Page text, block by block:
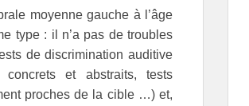
moyenne gauche à l’âge
type : il n’a pas de troubles
de discrimination auditive
et abstraits, tests
proches de la cible …) et,